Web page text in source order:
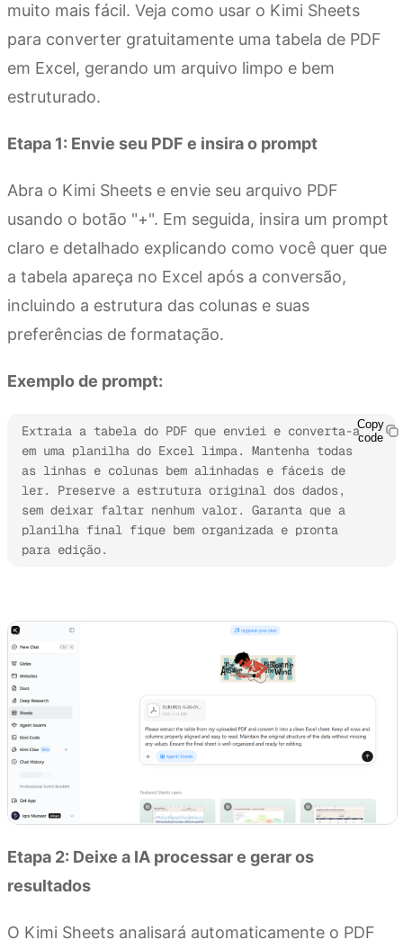
muito mais fácil. Veja como usar o Kimi Sheets
para converter gratuitamente uma tabela de PDF
em Excel, gerando um arquivo limpo e bem
estruturado.
Etapa 1: Envie seu PDF e insira o prompt
Abra o Kimi Sheets e envie seu arquivo PDF
usando o botão "+". Em seguida, insira um prompt
claro e detalhado explicando como você quer que
a tabela apareça no Excel após a conversão,
incluindo a estrutura das colunas e suas
preferências de formatação.
Exemplo de prompt:
Extraia a tabela do PDF que enviei e converta-a
em uma planilha do Excel limpa. Mantenha todas
as linhas e colunas bem alinhadas e fáceis de
ler. Preserve a estrutura original dos dados,
sem deixar faltar nenhum valor. Garanta que a
planilha final fique bem organizada e pronta
para edição.
Copy
code
Etapa 2: Deixe a IA processar e gerar os
resultados
O Kimi Sheets analisará automaticamente o PDF